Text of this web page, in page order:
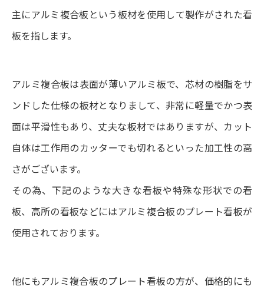
主にアルミ複合板という板材を使用して製作がされた看
板を指します。
アルミ複合板は表面が薄いアルミ板で、芯材の樹脂をサ
ンドした仕様の板材となりまして、非常に軽量でかつ表
面は平滑性もあり、丈夫な板材ではありますが、カット
自体は工作用のカッターでも切れるといった加工性の高
さがございます。
その為、下記のような大きな看板や特殊な形状での看
板、高所の看板などにはアルミ複合板のプレート看板が
使用されております。
他にもアルミ複合板のプレート看板の方が、価格的にも